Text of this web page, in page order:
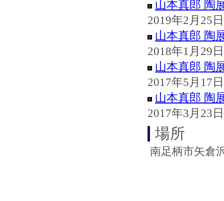
山本真郎 陶
2019年2月25
山本真郎 陶
2018年1月29
山本真郎 陶
2017年5月17
山本真郎 陶
2017年3月23
場所
南足柄市矢倉